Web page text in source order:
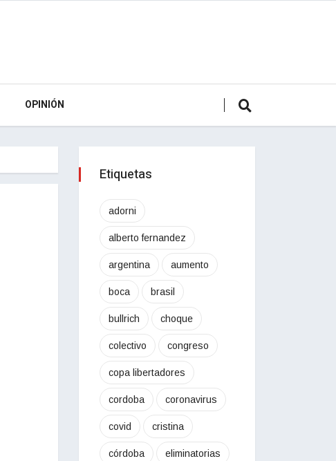
OPINIÓN
Etiquetas
adorni
alberto fernandez
argentina aumento
boca brasil
bullrich choque
colectivo congreso
copa libertadores
cordoba coronavirus
covid cristina
córdoba eliminatorias